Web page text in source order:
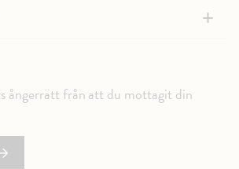
+
ångerrätt från att du mottagit din